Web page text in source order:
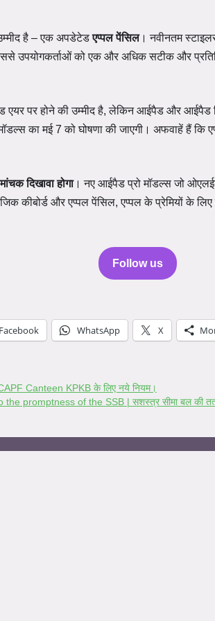
है – एक अपडेटेडएप्पल पेंसिल। नवीनतम
उपयोगकर्ताओं को एक और अधिक सटीक और
पर होने की उम्मीद है, लेकिन आईपैड और आईपैड
का मई 7 को घोषणा की जाएगी। अफवाहें हैं कि
दिखावा होगा। नए आईपैड प्रो मॉडल्स जो
कीबोर्ड और एप्पल पेंसिल, एप्पल के प्रेमियों के
Follow us
Facebook WhatsApp X
Canteen KPKB के लिए नये नियम।
promptness of the SSB | सशस्त्र सीमा बल की